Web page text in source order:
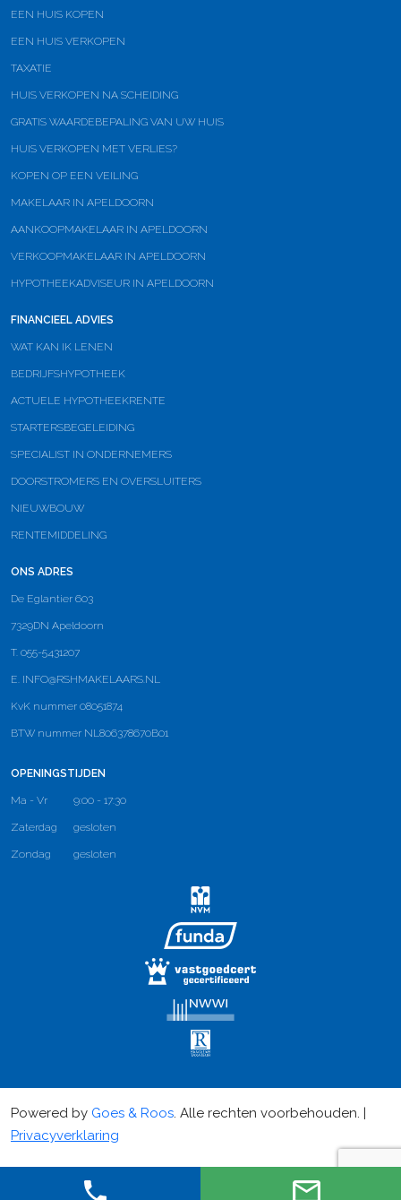
EEN HUIS KOPEN
EEN HUIS VERKOPEN
TAXATIE
HUIS VERKOPEN NA SCHEIDING
GRATIS WAARDEBEPALING VAN UW HUIS
HUIS VERKOPEN MET VERLIES?
KOPEN OP EEN VEILING
MAKELAAR IN APELDOORN
AANKOOPMAKELAAR IN APELDOORN
VERKOOPMAKELAAR IN APELDOORN
HYPOTHEEKADVISEUR IN APELDOORN
FINANCIEEL ADVIES
WAT KAN IK LENEN
BEDRIJFSHYPOTHEEK
ACTUELE HYPOTHEEKRENTE
STARTERSBEGELEIDING
SPECIALIST IN ONDERNEMERS
DOORSTROMERS EN OVERSLUITERS
NIEUWBOUW
RENTEMIDDELING
ONS ADRES
De Eglantier 603
7329DN Apeldoorn
T. 055-5431207
E. INFO@RSHMAKELAARS.NL
KvK nummer 08051874
BTW nummer NL806378670B01
OPENINGSTIJDEN
Ma - Vr 9:00 - 17:30
Zaterdag gesloten
Zondag gesloten
Powered by Goes & Roos. Alle rechten voorbehouden. |
Privacyverklaring